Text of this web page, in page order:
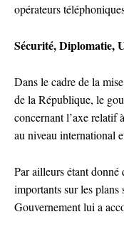
opérateurs
Sécurité, Diplomatie,
Dans le cadre de la
de la République, le
concernant l’axe relatif
au niveau international
Par ailleurs étant
importants sur les
Gouvernement lui a